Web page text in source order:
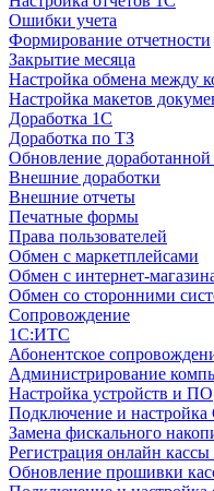
Ошибки учета
Формирование отчетности
Закрытие месяца
Настройка обмена между
Настройка макетов
Доработка 1С
Доработка по ТЗ
Обновление доработанной
Внешние доработки
Внешние отчеты
Печатные формы
Права пользователей
Обмен с маркетплейсами
Обмен с интернет-
Обмен со сторонними
Сопровождение
1C:ИТС
Абонентское
Администрирование
Настройка устройств и ПО
Подключение и
Замена фискального
Регистрация онлайн
Обновление прошивки